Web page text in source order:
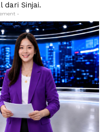
dari Sinjai.
-